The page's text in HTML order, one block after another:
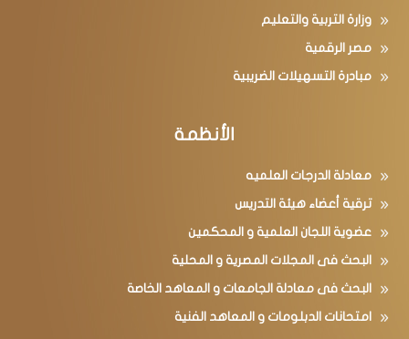
وزارة التربية والتعليم
مصر الرقمية
مبادرة التسهيلات الضريبية
الأنظمة
معادلة الدرجات العلميه
ترقية أعضاء هيئة التدريس
عضوية اللجان العلمية و المحكمين
البحث فى المجلات المصرية و المحلية
البحث فى معادلة الجامعات و المعاهد الخاصة
امتحانات الدبلومات و المعاهد الفنية